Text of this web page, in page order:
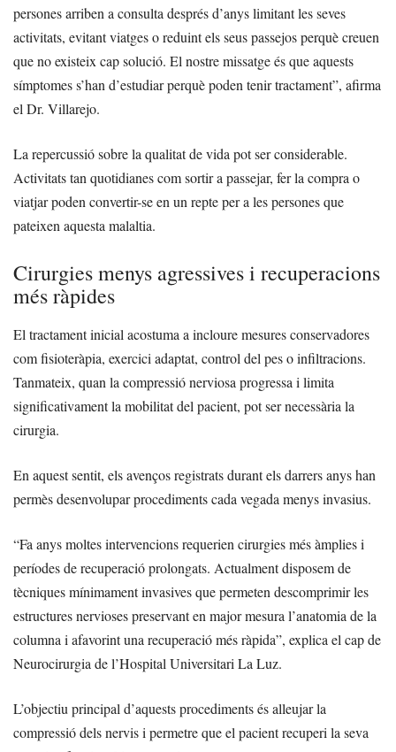
persones arriben a consulta després d’anys limitant les seves
activitats, evitant viatges o reduint els seus passejos perquè creuen
que no existeix cap solució. El nostre missatge és que aquests
símptomes s’han d’estudiar perquè poden tenir tractament”, afirma
el Dr. Villarejo.
La repercussió sobre la qualitat de vida pot ser considerable.
Activitats tan quotidianes com sortir a passejar, fer la compra o
viatjar poden convertir-se en un repte per a les persones que
pateixen aquesta malaltia.
Cirurgies menys agressives i recuperacions
més ràpides
El tractament inicial acostuma a incloure mesures conservadores
com fisioteràpia, exercici adaptat, control del pes o infiltracions.
Tanmateix, quan la compressió nerviosa progressa i limita
significativament la mobilitat del pacient, pot ser necessària la
cirurgia.
En aquest sentit, els avenços registrats durant els darrers anys han
permès desenvolupar procediments cada vegada menys invasius.
“Fa anys moltes intervencions requerien cirurgies més àmplies i
períodes de recuperació prolongats. Actualment disposem de
tècniques mínimament invasives que permeten descomprimir les
estructures nervioses preservant en major mesura l’anatomia de la
columna i afavorint una recuperació més ràpida”, explica el cap de
Neurocirurgia de l’Hospital Universitari La Luz.
L’objectiu principal d’aquests procediments és alleujar la
compressió dels nervis i permetre que el pacient recuperi la seva